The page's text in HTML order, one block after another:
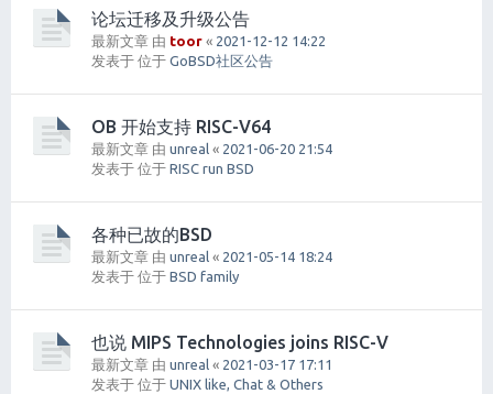
论坛迁移及升级公告
最新文章 由 toor « 2021-12-12 14:22
发表于 位于 GoBSD社区公告
OB 开始支持 RISC-V64
最新文章 由 unreal « 2021-06-20 21:54
发表于 位于 RISC run BSD
各种已故的BSD
最新文章 由 unreal « 2021-05-14 18:24
发表于 位于 BSD family
也说 MIPS Technologies joins RISC-V
最新文章 由 unreal « 2021-03-17 17:11
发表于 位于 UNIX like, Chat & Others